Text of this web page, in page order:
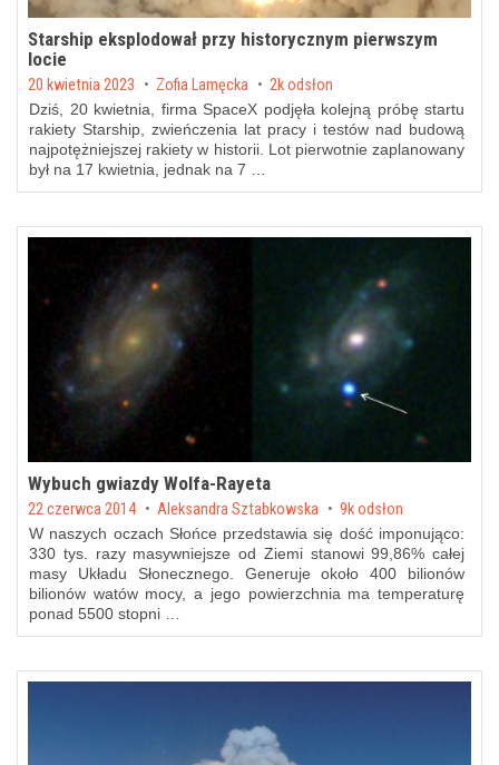
Starship eksplodował przy historycznym pierwszym
locie
Posted on
20 kwietnia 2023 by Zofia Lamęcka 2k odsłon
Dziś, 20 kwietnia, firma SpaceX podjęła kolejną próbę startu
rakiety Starship, zwieńczenia lat pracy i testów nad budową
najpotężniejszej rakiety w historii. Lot pierwotnie zaplanowany
był na 17 kwietnia, jednak na 7 …
Wybuch gwiazdy Wolfa-Rayeta
Posted on
22 czerwca 2014 by Aleksandra Sztabkowska 9k odsłon
W naszych oczach Słońce przedstawia się dość imponująco:
330 tys. razy masywniejsze od Ziemi stanowi 99,86% całej
masy Układu Słonecznego. Generuje około 400 bilionów
bilionów watów mocy, a jego powierzchnia ma temperaturę
ponad 5500 stopni …